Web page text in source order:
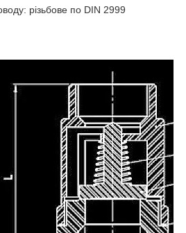
різьбове по DIN 2999